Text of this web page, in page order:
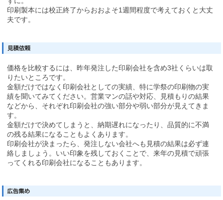
印刷製本には校正終了からおおよそ1週間程度で考えておくと大丈
夫です。
価格を比較するには、昨年発注した印刷会社を含め3社くらいは取
りたいところです。
金額だけではなく印刷会社としての実績、特に学祭の印刷物の実
績を聞いてみてください。営業マンの話や対応、見積もりの結果
などから、それぞれ印刷会社の強い部分や弱い部分が見えてきま
す。
金額だけで決めてしまうと、納期遅れになったり、品質的に不満
の残る結果になることもよくあります。
印刷会社が決まったら、発注しない会社へも見積の結果は必ず連
絡しましょう。いい印象を残しておくことで、来年の見積で頑張
ってくれる印刷会社になることもあります。